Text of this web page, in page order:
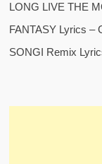
LONG LIVE THE
FANTASY Lyrics –
SONGI Remix